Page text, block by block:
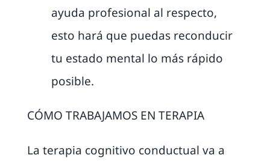
ayuda profesional al respecto,
esto hará que puedas reconducir
tu estado mental lo más rápido
posible.
CÓMO TRABAJAMOS EN TERAPIA
La terapia cognitivo conductual va a